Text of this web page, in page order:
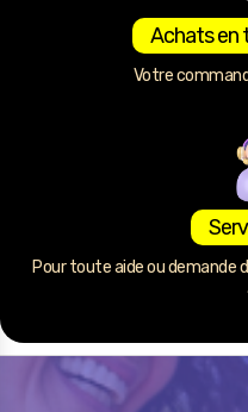
Achats en
Votre
Pour toute aide ou demande